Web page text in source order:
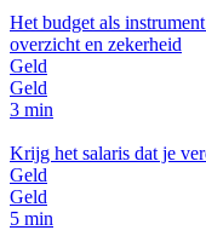
Het budget als
overzicht en zekerheid
Geld
Geld
3 min
Krijg het salaris dat je
Geld
Geld
5 min